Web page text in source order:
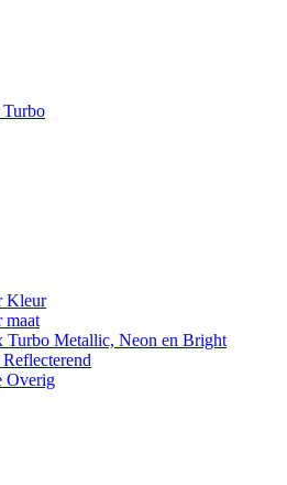
Kleur
maat
Turbo Metallic, Neon en Bright
Overig